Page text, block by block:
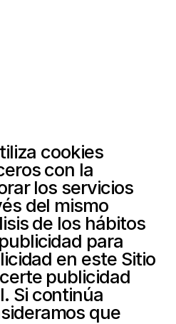
cookies
con la
los servicios
del mismo
de los hábitos
para
en este Sitio
publicidad
Si continúa
que